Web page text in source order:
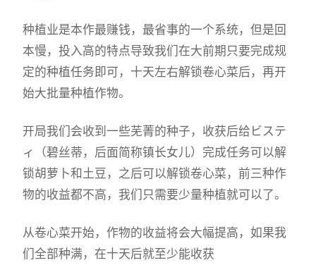
种植业是本作最赚钱，最省事的一个系统，但是回
本慢，投入高的特点导致我们在大前期只要完成规
定的种植任务即可，十天左右解锁卷心菜后，再开
始大批量种植作物。
开局我们会收到一些芜菁的种子，收获后给ビステ
ィ（碧丝蒂，后面简称镇长女儿）完成任务可以解
锁胡萝卜和土豆，之后可以解锁卷心菜，前三种作
物的收益都不高，我们只需要少量种植就可以了。
从卷心菜开始，作物的收益将会大幅提高，如果我
们全部种满，在十天后就至少能收获